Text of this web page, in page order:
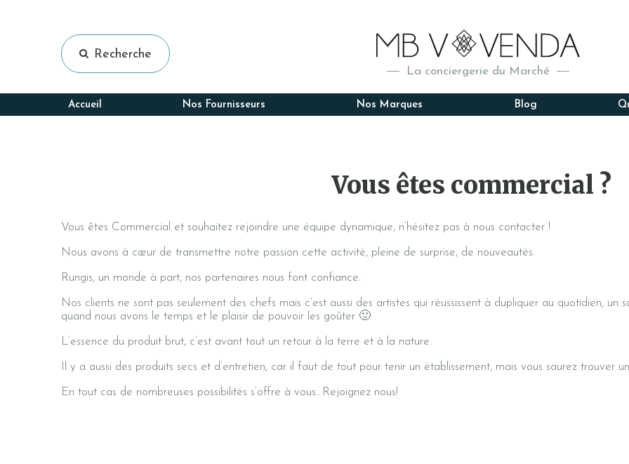
Recherche
La conciergerie du Marché
Accueil Nos Fournisseurs
Primeurs Passion
Rouquette
Nos Marques
Sens Gourmet
Terga gastronomie
Blog
Vous êtes commercial ?
Vous êtes Commercial et souhaitez rejoindre une équipe dynamique, n’hésitez pas à nous contacter !
Nous avons à cœur de transmettre notre passion cette activité, pleine de surprise, de nouveautés.
Rungis, un monde à part, nos partenaires nous font confiance.
Nos clients ne sont pas seulement des chefs mais c’est aussi des artistes qui réussissent à dupliquer au quotidien,
quand nous avons le temps et le plaisir de pouvoir les goûter 🙂
L’essence du produit brut, c’est avant tout un retour à la terre et à la nature.
Il y a aussi des produits secs et d’entretien, car il faut de tout pour tenir un établissement, mais vous saurez trouver
En tout cas de nombreuses possibilités s’offre à vous…Rejoignez nous!